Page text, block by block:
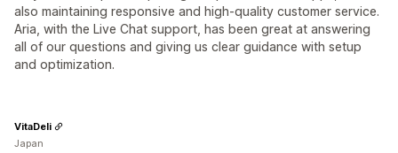
also maintaining responsive and high-quality customer service.
Aria, with the Live Chat support, has been great at answering
all of our questions and giving us clear guidance with setup
and optimization.
VitaDeli
Japan